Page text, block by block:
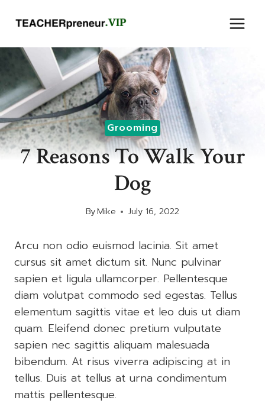
Grooming
7 Reasons To Walk Your
Dog
ByMike July 16, 2022
Arcu non odio euismod lacinia. Sit amet
cursus sit amet dictum sit. Nunc pulvinar
sapien et ligula ullamcorper. Pellentesque
diam volutpat commodo sed egestas. Tellus
elementum sagittis vitae et leo duis ut diam
quam. Eleifend donec pretium vulputate
sapien nec sagittis aliquam malesuada
bibendum. At risus viverra adipiscing at in
tellus. Duis at tellus at urna condimentum
mattis pellentesque.